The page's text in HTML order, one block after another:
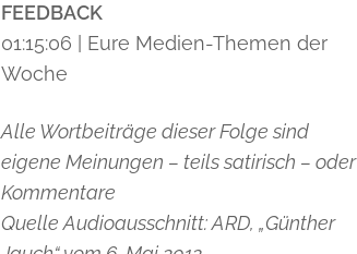
FEEDBACK
01:15:06 | Eure Medien-Themen der
Woche
Alle Wortbeiträge dieser Folge sind
eigene Meinungen – teils satirisch – oder
Kommentare
Quelle Audioausschnitt: ARD, „Günther